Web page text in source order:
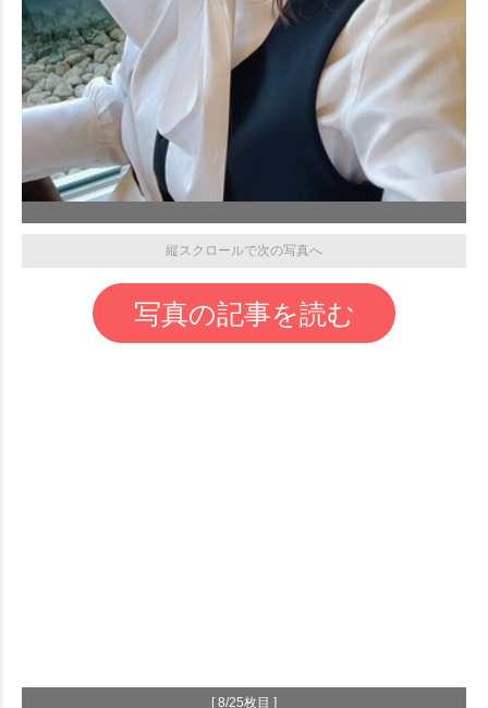
縦スクロールで次の写真へ
写真の記事を読む
[ 8/25枚目 ]